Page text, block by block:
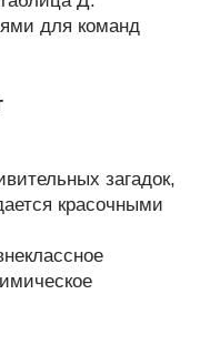
для команд
загадок,
красочными